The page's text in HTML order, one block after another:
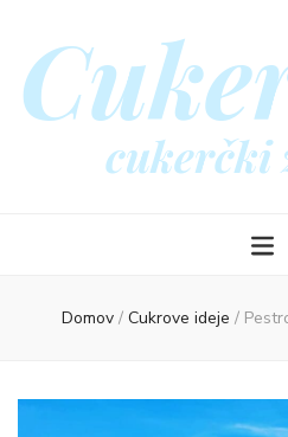
cukerčki
Domov / Cukrove ideje /